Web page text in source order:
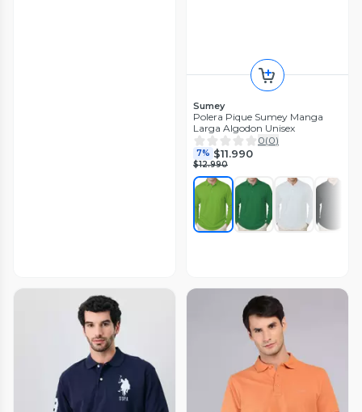
Sumey
Polera Pique Sumey Manga
Larga Algodon Unisex
0(0)
7% $11.990
$12.990